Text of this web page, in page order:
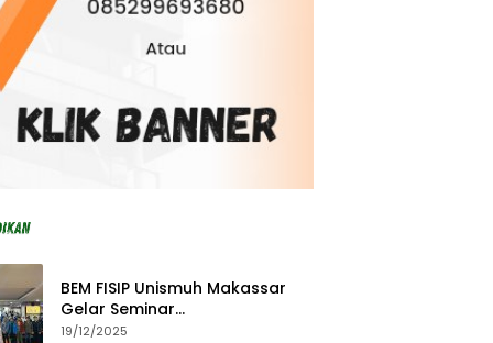
BEM FISIP Unismuh Makassar
Gelar Seminar
Keperempuanan, Bahas
19/12/2025